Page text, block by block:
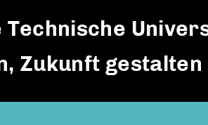
Technische
Zukunft gestalten